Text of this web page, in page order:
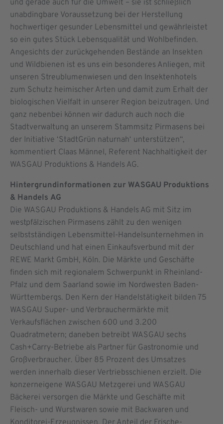
und gerade auch für die Umwelt – sie ist schließlich
unabdingbare Voraussetzung bei der Herstellung
hochwertiger gesunder Lebensmittel und gewährleistet
so ein gutes Stück Lebensqualität und Wohlbefinden.
Angesichts der zurückgehenden Bestände an Insekten
und Wildbienen ist es uns ein besonderes Anliegen, mit
unseren Streublumenwiesen und den Insektenhotels
zum Schutz heimischer Arten und damit zum Erhalt der
biologischen Vielfalt in unserer Region beizutragen. Und
ganz nebenbei können wir dadurch auch noch die
Stadtverwaltung an unserem Stammsitz Pirmasens bei
der Initiative ‘StadtGrün naturnah‘ unterstützen“,
kommentiert Claas Männel, Referent Nachhaltigkeit der
WASGAU Produktions & Handels AG.
Hintergrundinformationen zur WASGAU Produktions
& Handels AG
Die WASGAU Produktions & Handels AG mit Sitz im
westpfälzischen Pirmasens zählt zu den wenigen
selbstständigen Lebensmittel-Handelsunternehmen in
Deutschland und hat einen Einkaufsverbund mit der
REWE Markt GmbH, Köln. Die Märkte und Geschäfte
finden sich mit regionalem Schwerpunkt in Rheinland-
Pfalz und dem Saarland sowie im Nordwesten Baden-
Württembergs. Den Kern der Handelstätigkeit bilden 75
WASGAU Super- und Verbrauchermärkte mit
Verkaufsflächen zwischen 600 und 3.200
Quadratmetern; daneben betreibt WASGAU sechs
Cash+Carry-Betriebe als Partner für Gastronomie und
Großverbraucher. Über 85 Prozent des Umsatzes
werden innerhalb dieser Vertriebsschienen erzielt. Die
konzerneigene WASGAU Metzgerei und WASGAU
Bäckerei versorgen die Märkte und Geschäfte mit
Fleisch- und Wurstwaren sowie mit Backwaren und